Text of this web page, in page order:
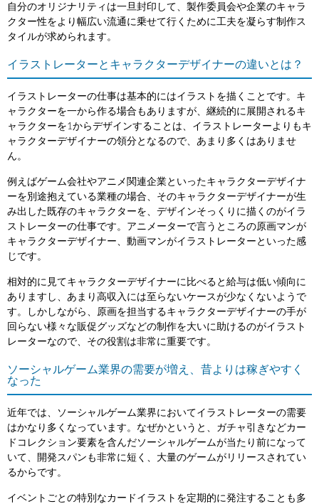
自分のオリジナリティは一旦封印して、製作委員会や企業のキャラ
クター性をより幅広い流通に乗せて行くために工夫を凝らす制作ス
タイルが求められます。
イラストレーターとキャラクターデザイナーの違いとは？
イラストレーターの仕事は基本的にはイラストを描くことです。キ
ャラクターを一から作る場合もありますが、継続的に展開されるキ
ャラクターを1からデザインすることは、イラストレーターよりもキ
ャラクターデザイナーの領分となるので、あまり多くはありませ
ん。
例えばゲーム会社やアニメ関連企業といったキャラクターデザイナ
ーを別途抱えている業種の場合、そのキャラクターデザイナーが生
み出した既存のキャラクターを、デザインそっくりに描くのがイラ
ストレーターの仕事です。アニメーターで言うところの原画マンが
キャラクターデザイナー、動画マンがイラストレーターといった感
じです。
相対的に見てキャラクターデザイナーに比べると給与は低い傾向に
ありますし、あまり高収入には至らないケースが少なくないようで
す。しかしながら、原画を担当するキャラクターデザイナーの手が
回らない様々な販促グッズなどの制作を大いに助けるのがイラスト
レーターなので、その役割は非常に重要です。
ソーシャルゲーム業界の需要が増え、昔よりは稼ぎやすく
なった
近年では、ソーシャルゲーム業界においてイラストレーターの需要
はかなり多くなっています。なぜかというと、ガチャ引きなどカー
ドコレクション要素を含んだソーシャルゲームが当たり前になって
いて、開発スパンも非常に短く、大量のゲームがリリースされてい
るからです。
イベントごとの特別なカードイラストを定期的に発注することも多